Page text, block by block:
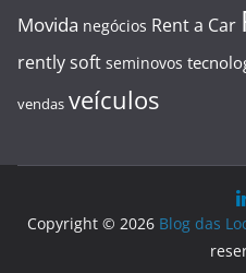
Movida negócios Rent a Car
rently soft seminovos
vendas veículos
Copyright © 2026 Blog das